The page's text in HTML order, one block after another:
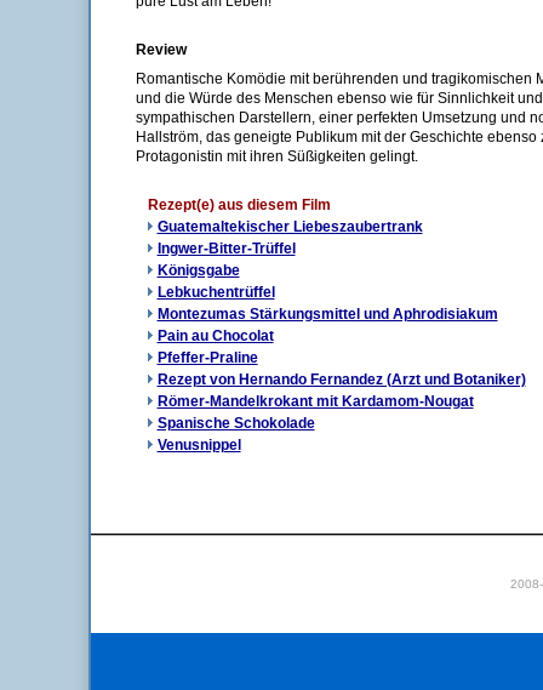
Review
Romantische Komödie mit berührenden und tragikomischen
und die Würde des Menschen ebenso wie für Sinnlichkeit
sympathischen Darstellern, einer perfekten Umsetzung und
Hallström, das geneigte Publikum mit der Geschichte
Protagonistin mit ihren Süßigkeiten gelingt.
Rezept(e) aus diesem Film
Guatemaltekischer Liebeszaubertrank
Ingwer-Bitter-Trüffel
Königsgabe
Lebkuchentrüffel
Montezumas Stärkungsmittel und Aphrodisiakum
Pain au Chocolat
Pfeffer-Praline
Rezept von Hernando Fernandez (Arzt und Botaniker)
Römer-Mandelkrokant mit Kardamom-Nougat
Spanische Schokolade
Venusnippel